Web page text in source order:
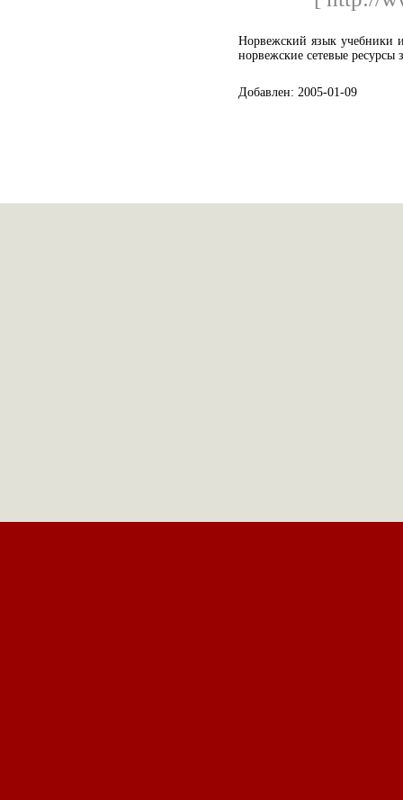
Норвежский язык учебники
норвежские сетевые ресурсы
Добавлен: 2005-01-09